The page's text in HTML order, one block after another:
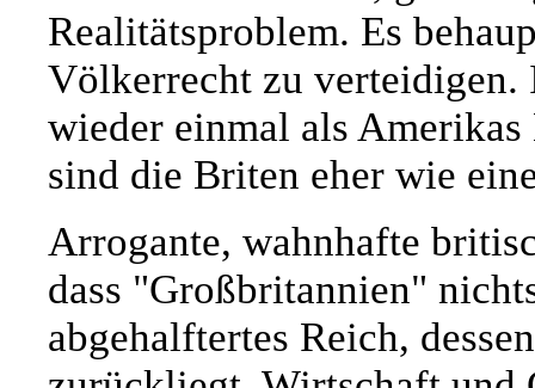
Realitätsproblem. Es
Völkerrecht zu
wieder einmal als
sind die Briten eher wie
Arrogante, wahnhafte
dass "Großbritannien"
abgehalftertes Reich,